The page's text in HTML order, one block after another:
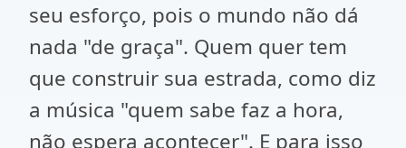
seu esforço, pois o mundo não dá
nada "de graça". Quem quer tem
que construir sua estrada, como diz
a música "quem sabe faz a hora,
não espera acontecer". E para isso